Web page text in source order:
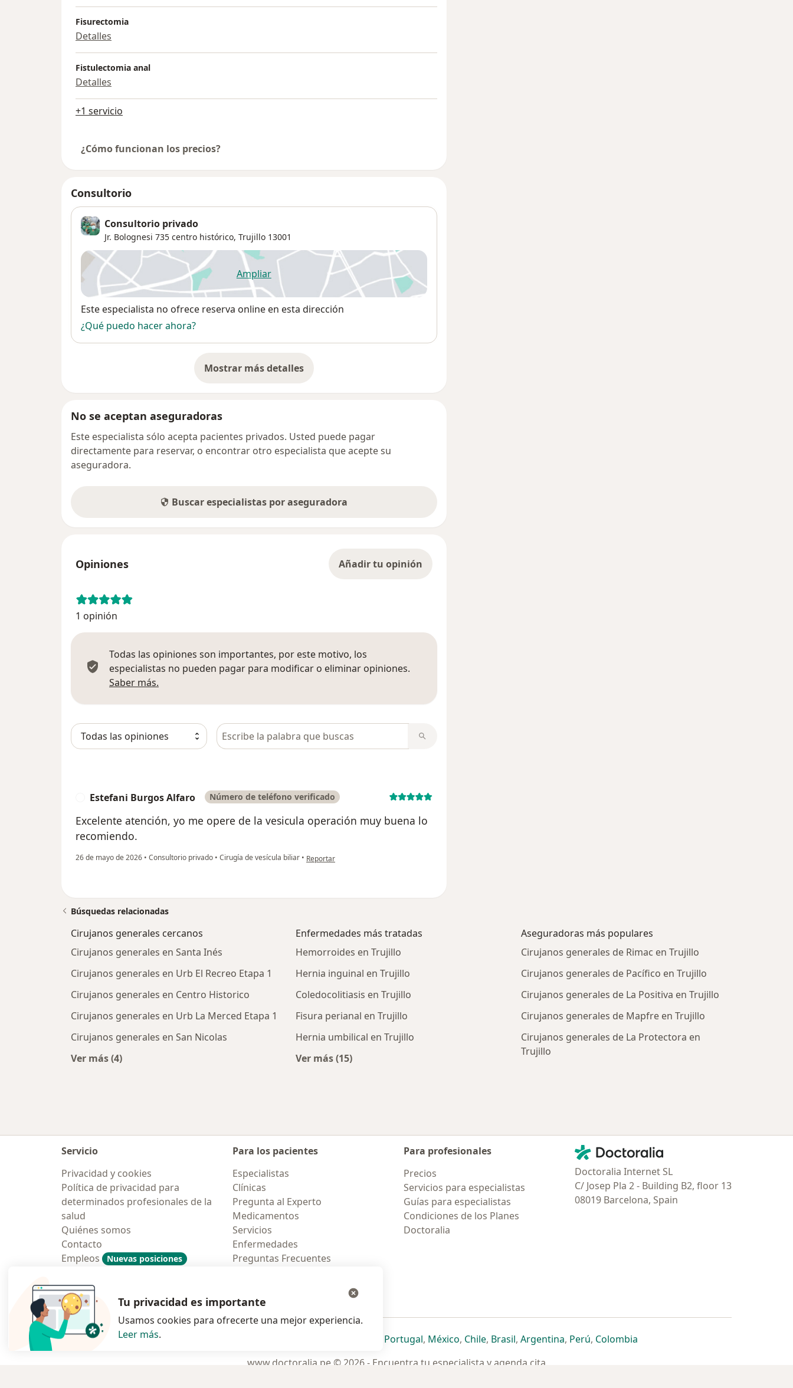
Fisurectomia
Detalles
Fistulectomia anal
Detalles
+1 servicio
¿Cómo funcionan los precios?
Consultorio
Consultorio privado
Jr. Bolognesi 735 centro histórico, Trujillo 13001
Ampliarse abre en una nueva pestaña
Disponibilidad
Este especialista no ofrece reserva online en esta dirección
¿Qué puedo hacer ahora?
Mostrar más detalles
sobre la dirección
No se aceptan aseguradoras
Este especialista sólo acepta pacientes privados. Usted puede pagar
directamente para reservar, o encontrar otro especialista que acepte su
aseguradora.
Buscar especialistas por aseguradora
Opiniones Añadir tu opinión
1 opinión
Todas las opiniones son importantes, por este motivo, los
especialistas no pueden pagar para modificar o eliminar opiniones.
Saber más.
Busca en opiniones
Estefani Burgos Alfaro Número de teléfono verificado
Excelente atención, yo me opere de la vesicula operación muy buena lo
recomiendo.
26 de mayo de 2026 • Consultorio privado • Cirugía de vesícula biliar • en opinión del usuario Estefani Burgos Alfaro
Reportar
Búsquedas relacionadas
Cirujanos generales cercanos
Cirujanos generales en Santa Inés
Cirujanos generales en Urb El Recreo Etapa 1
Cirujanos generales en Centro Historico
Cirujanos generales en Urb La Merced Etapa 1
Cirujanos generales en San Nicolas
Ver más (4)
Enfermedades más tratadas
Hemorroides en Trujillo
Hernia inguinal en Trujillo
Coledocolitiasis en Trujillo
Fisura perianal en Trujillo
Hernia umbilical en Trujillo
Ver más (15)
Aseguradoras más populares
Cirujanos generales de Rimac en Trujillo
Cirujanos generales de Pacífico en Trujillo
Cirujanos generales de La Positiva en Trujillo
Cirujanos generales de Mapfre en Trujillo
Cirujanos generales de La Protectora en
Trujillo
Servicio
Privacidad y cookies
Política de privacidad para
determinados profesionales de la
salud
Quiénes somos
Contacto
Empleos
Nuevas posiciones
Contratación
Para los pacientes
Especialistas
Clínicas
Pregunta al Experto
Medicamentos
Servicios
Enfermedades
Preguntas Frecuentes
Para profesionales
Precios
Servicios para especialistas
Guías para especialistas
Condiciones de los Planes
Doctoralia
Contacto
Doctoralia - Página de inicio
Doctoralia Internet SL
C/ Josep Pla 2 - Building B2, floor 13
08019 Barcelona, Spain
Polska se abre en una nueva pestaña
se abre en una nueva pestaña
se abre en una nueva pestaña
se abre en una nueva pestaña
Portugalse abre en una nueva pestaña
, Méxicose abre en una nueva pestaña
, Chilese abre en una nueva pestaña
, Brasilse abre en una nueva pestaña
, Argentinase abre en una nueva pestaña
, Perúse abre en una nueva pestaña
, Colombiase abre en una nueva pestaña
www.doctoralia.pe © 2026 - Encuentra tu especialista y agenda cita
Tu privacidad es importante
Usamos cookies para ofrecerte una mejor experiencia.
Leer más.